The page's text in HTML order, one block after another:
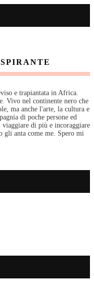
e trapiantata in Africa.
Vivo nel continente nero che
ma anche l'arte, la cultura e
di poche persone ed
di più e incoraggiare
gli anta come me. Spero mi